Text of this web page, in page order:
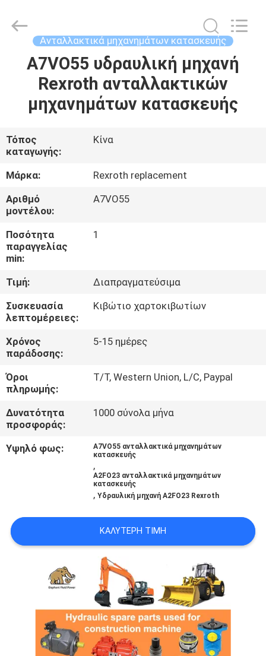
ΣΠΊΤΙ
ΠΡΟΪΌΝΤΑ
ΠΕΡΊΠΟΥ
ΕΜΕΊΣ
ΓΎΡΟΣ
ΕΡΓΟΣΤΑΣΊΩΝ
ΠΟΙΟΤΙΚΌΣ
ΈΛΕΓΧΟΣ
ΜΑΣ
ΕΛΆΤΕ
ΣΕ
ΕΠΑΦΉ
ΜΕ
ΕΙΔΉΣΕΙΣ
ΠΕΡΙΠΤΏΣΕΙΣ
PRIVACY
POLICY
Power
Co.,Ltd.
Ανταλλακτικά μηχανημάτων κατασκευής
A7VO55 υδραυλική μηχανή
Rexroth ανταλλακτικών
μηχανημάτων κατασκευής
Τόπος
καταγωγής:
Κίνα
Μάρκα:
Rexroth replacement
Αριθμό
μοντέλου:
A7VO55
Ποσότητα
παραγγελίας
min:
1
Τιμή:
Διαπραγματεύσιμα
Συσκευασία
λεπτομέρειες:
Κιβώτιο χαρτοκιβωτίων
Χρόνος
παράδοσης:
5-15 ημέρες
Όροι
πληρωμής:
T/T, Western Union, L/C, Paypal
Δυνατότητα
προσφοράς:
1000 σύνολα μήνα
Υψηλό φως:
A7VO55 ανταλλακτικά μηχανημάτων
κατασκευής
,
A2FO23 ανταλλακτικά μηχανημάτων
κατασκευής
,Υδραυλική μηχανή A2FO23 Rexroth
ΚΑΛΎΤΕΡΗ ΤΙΜΉ